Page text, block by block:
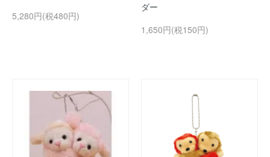
5,280円(税480円)
ダー
1,650円(税150円)